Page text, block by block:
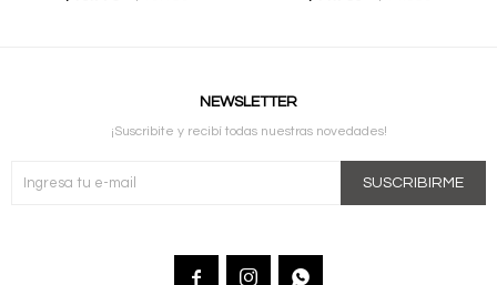
NEWSLETTER
¡Suscribite y recibí todas nuestras novedades!
SUSCRIBIRME
  